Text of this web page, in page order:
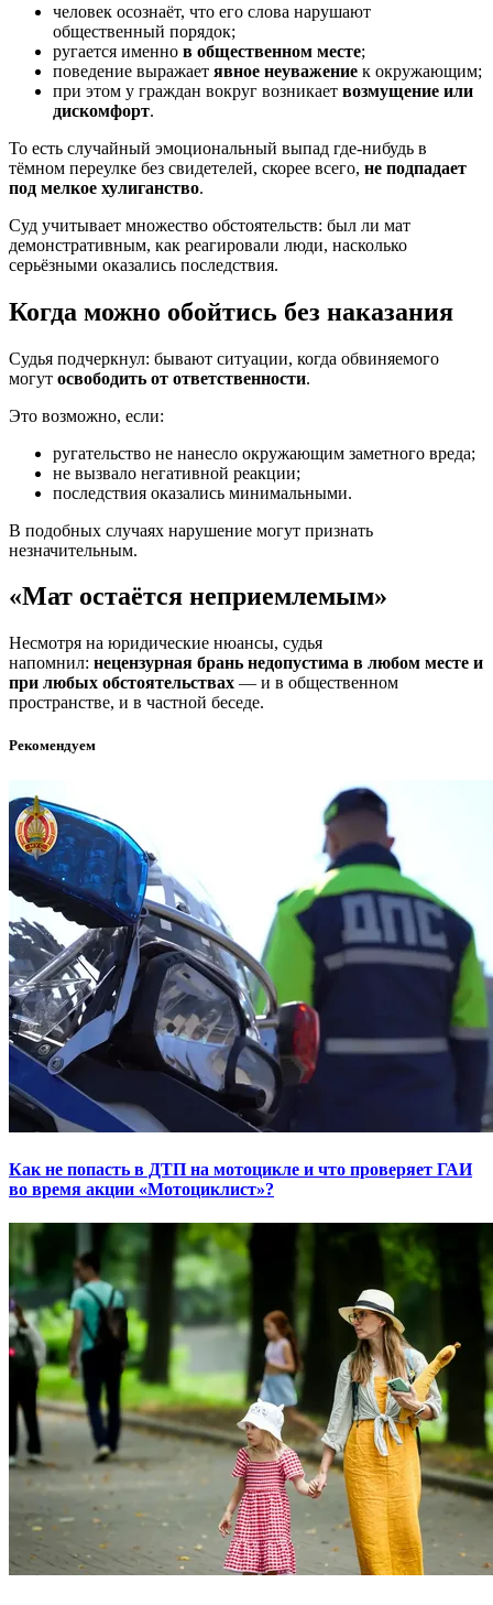
человек осознаёт, что его слова нарушают
общественный порядок;
ругается именно в общественном месте;
поведение выражает явное неуважение к окружающим;
при этом у граждан вокруг возникает возмущение или
дискомфорт.
То есть случайный эмоциональный выпад где-нибудь в
тёмном переулке без свидетелей, скорее всего, не подпадает
под мелкое хулиганство.
Суд учитывает множество обстоятельств: был ли мат
демонстративным, как реагировали люди, насколько
серьёзными оказались последствия.
Когда можно обойтись без наказания
Судья подчеркнул: бывают ситуации, когда обвиняемого
могут освободить от ответственности.
Это возможно, если:
ругательство не нанесло окружающим заметного вреда;
не вызвало негативной реакции;
последствия оказались минимальными.
В подобных случаях нарушение могут признать
незначительным.
«Мат остаётся неприемлемым»
Несмотря на юридические нюансы, судья
напомнил: нецензурная брань недопустима в любом месте и
при любых обстоятельствах — и в общественном
пространстве, и в частной беседе.
Рекомендуем
Как не попасть в ДТП на мотоцикле и что проверяет ГАИ
во время акции «Мотоциклист»?